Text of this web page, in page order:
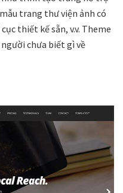
trang thư viện ảnh có
thiết kế sẵn, v.v. Theme
chưa biết gì về